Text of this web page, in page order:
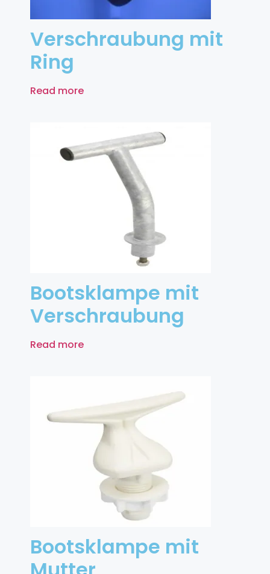
Verschraubung mit
Ring
Read more
Bootsklampe mit
Verschraubung
Read more
Bootsklampe mit